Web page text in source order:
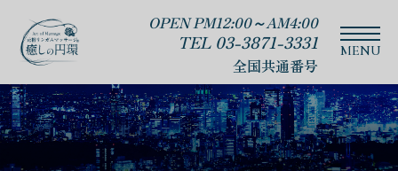
OPEN PM12:00～AM4:00
TEL 03-3871-3331
全国共通番号